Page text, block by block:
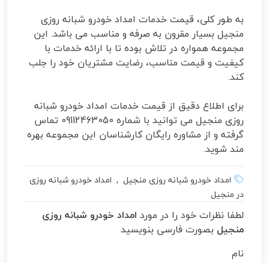
به طور کلی، قیمت خدمات امداد خودرو شبانه روزی
منجیل بسیار مقرون به صرفه و مناسب می باشد. این
مجموعه همواره در تلاش بوده تا با ارائه خدمات با
کیفیت و قیمت مناسب، رضایت مشتریان خود را جلب
کند.
برای اطلاع دقیق از قیمت خدمات امداد خودرو شبانه
روزی منجیل می توانید با شماره 09112463050 تماس
گرفته و از مشاوره رایگان کارشناسان این مجموعه بهره
مند شوید.
امداد خودرو شبانه روزی منجیل , امداد خودرو شبانه روزی
در منجیل
لطفا نظرات خود را در مورد امداد خودرو شبانه روزی
منجیل بصورت فارسی بنویسید
نام